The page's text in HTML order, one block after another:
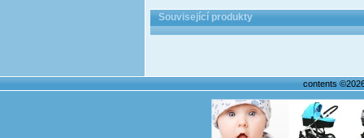
Související produkty
contents